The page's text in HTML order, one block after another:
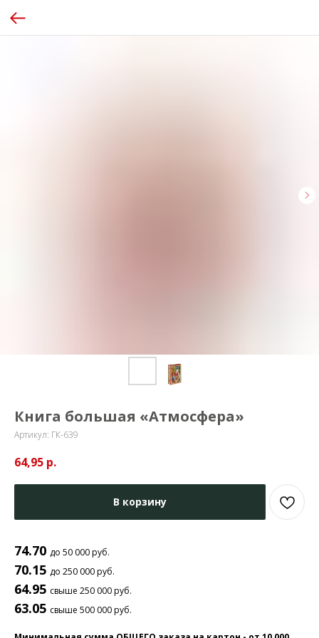
Книга большая «Атмосфера»
Артикул: ГК-639
64,95 р.
В корзину
74.70 до 50 000 руб.
70.15 до 250 000 руб.
64.95 свыше 250 000 руб.
63.05 свыше 500 000 руб.